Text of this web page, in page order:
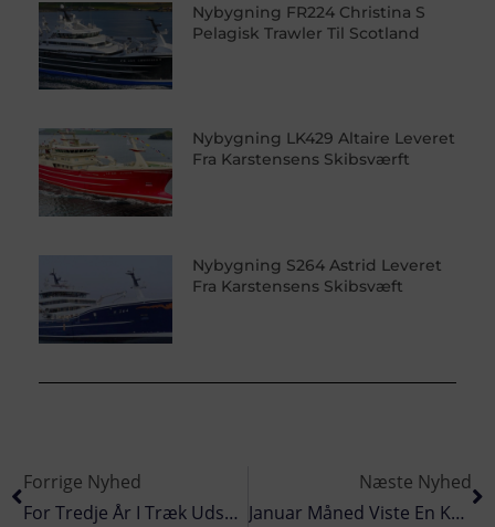
Nybygning FR224 Christina S
Pelagisk Trawler Til Scotland
Nybygning LK429 Altaire Leveret
Fra Karstensens Skibsværft
Nybygning S264 Astrid Leveret
Fra Karstensens Skibsvæft
Forrige Nyhed
For Tredje År I Træk Udsættes Ål I Flensborg Fjord
Næste Nyhed
Januar Måned Viste En Kraftig Nedgang I Industrifiskeriet